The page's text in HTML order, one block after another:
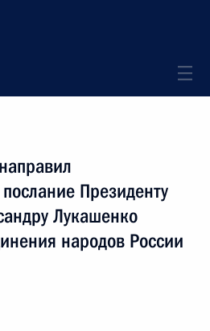
Президенту
Лукашенко
народов России